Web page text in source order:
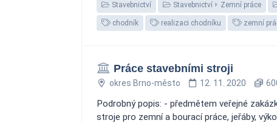
Stavebnictví Stavebnictví Zemní práce
chodník realizaci chodníku zemní
Práce stavebními stroji
okres Brno-město 12. 11. 2020
Podrobný popis: - předmětem veřejné
stroje pro zemní a bourací práce, jeřáby,